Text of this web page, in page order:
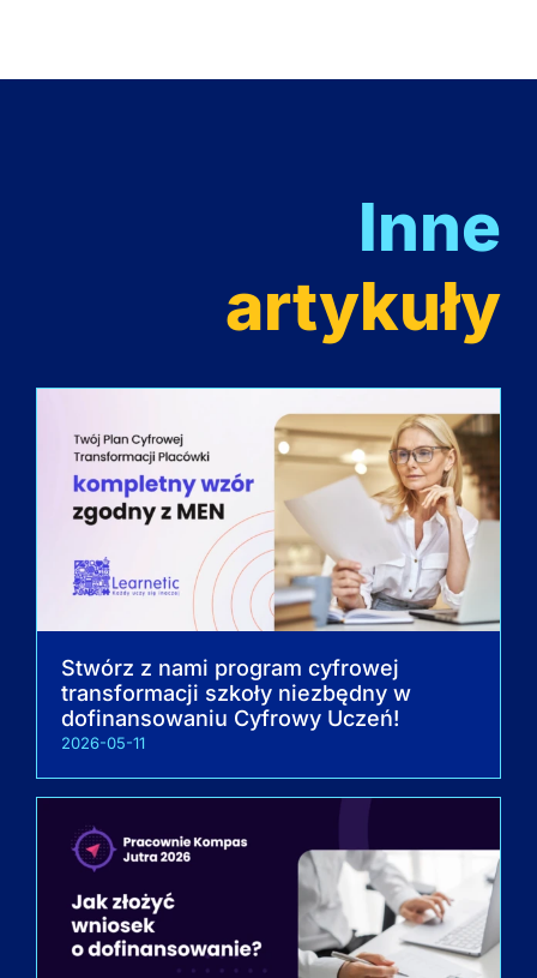
Inne
artykuły
Stwórz z nami program cyfrowej
transformacji szkoły niezbędny w
dofinansowaniu Cyfrowy Uczeń!
2026-05-11